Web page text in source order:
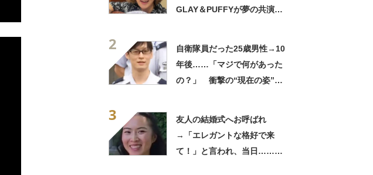
GLAY＆PUFFYが夢の共演
2
自衛隊員だった25歳男性→10
年後……「マジで何があった
の？」 衝撃の“現在の姿”が
3
友人の結婚式へお呼ばれ
→「エレガントな格好で来
て！」と言われ、当日……ま